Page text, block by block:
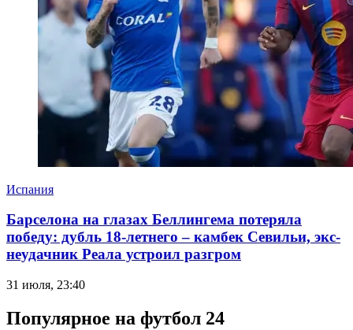
Испания
Барселона на глазах Беллингема потеряла
победу: дубль 18-летнего – камбек Севильи, экс-
неудачник Реала устроил разгром
31 июля, 23:40
Популярное на футбол 24